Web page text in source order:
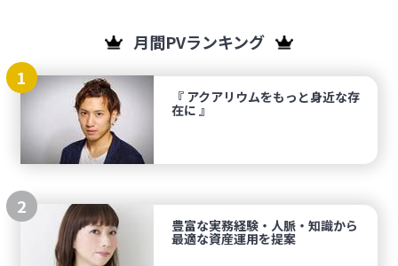
月間PVランキング
1
『 アクアリウムをもっと身近な存
在に 』
2
豊富な実務経験・人脈・知識から
最適な資産運用を提案